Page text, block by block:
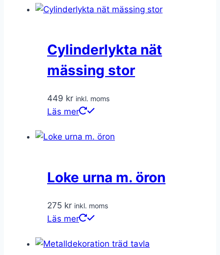
Cylinderlykta nät
mässing stor
449 kr inkl. moms
Läs mer
Loke urna m. öron
275 kr inkl. moms
Läs mer